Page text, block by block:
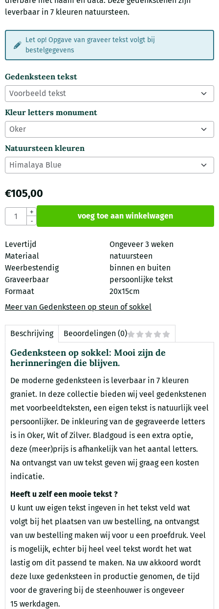
leverbaar in 7 kleuren natuursteen.
Let op! Opgave van graveer tekst volgt bij
bestelgegevens
Gedenksteen tekst
Kleur letters monument
Natuursteen kleuren
€105,00
Aantal
+
-
voeg toe aan winkelwagen
Levertijd
Ongeveer 3 weken
Materiaal
natuursteen
Weerbestendig
binnen en buiten
Graveerbaar
persoonlijke tekst
Formaat
20x15cm
Meer van Gedenksteen op steun of sokkel
Beschrijving Beoordelingen (0)
Gedenksteen op sokkel: Mooi zijn de
herinneringen die blijven.
De moderne gedenksteen is leverbaar in 7 kleuren
graniet. In deze collectie bieden wij veel gedenkstenen
met voorbeeldteksten, een eigen tekst is natuurlijk veel
persoonlijker. De inkleuring van de gegraveerde letters
is in Oker, Wit of Zilver. Bladgoud is een extra optie,
deze (meer)prijs is afhankelijk van het aantal letters.
Na ontvangst van uw tekst geven wij graag een kosten
indicatie.
Heeft u zelf een mooie tekst ?
U kunt uw eigen tekst ingeven in het tekst veld wat
volgt bij het plaatsen van uw bestelling, na ontvangst
van uw bestelling maken wij voor u een proefdruk. Veel
is mogelijk, echter bij heel veel tekst wordt het wat
lastig om dit passend te maken. Na uw akkoord wordt
deze luxe gedenksteen in productie genomen, de tijd
voor de gravering bij de steenhouwer is ongeveer
15 werkdagen.